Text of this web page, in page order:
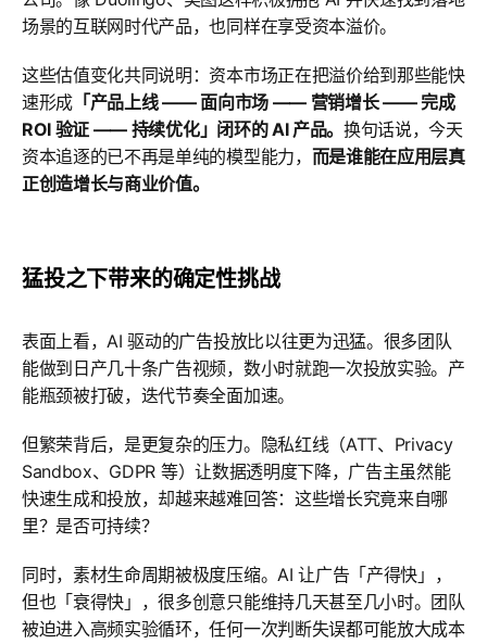
场景的互联网时代产品，也同样在享受资本溢价。
这些估值变化共同说明：资本市场正在把溢价给到那些能快
速形成 「产品上线 —— 面向市场 —— 营销增长 —— 完成
ROI 验证 —— 持续优化」闭环的 AI 产品。 换句话说，今天
资本追逐的已不再是单纯的模型能力， 而是谁能在应用层真
正创造增长与商业价值。
猛投之下带来的确定性挑战
表面上看，AI 驱动的广告投放比以往更为迅猛。很多团队
能做到日产几十条广告视频，数小时就跑一次投放实验。产
能瓶颈被打破，迭代节奏全面加速。
但繁荣背后，是更复杂的压力。隐私红线（ATT、Privacy
Sandbox、GDPR 等）让数据透明度下降，广告主虽然能
快速生成和投放，却越来越难回答：这些增长究竟来自哪
里？是否可持续？
同时，素材生命周期被极度压缩。AI 让广告「产得快」，
但也「衰得快」，很多创意只能维持几天甚至几小时。团队
被迫进入高频实验循环，任何一次判断失误都可能放大成本